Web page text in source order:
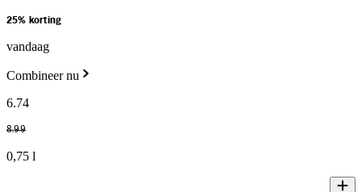
25% korting
vandaag
Combineer nu
6.74
8.99
0,75 l